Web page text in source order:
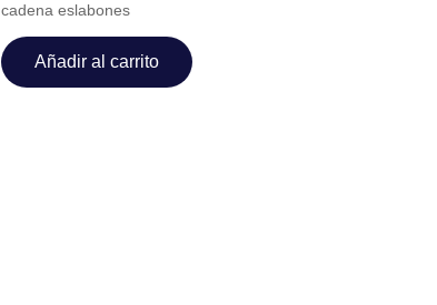
cadena eslabones
Añadir al carrito